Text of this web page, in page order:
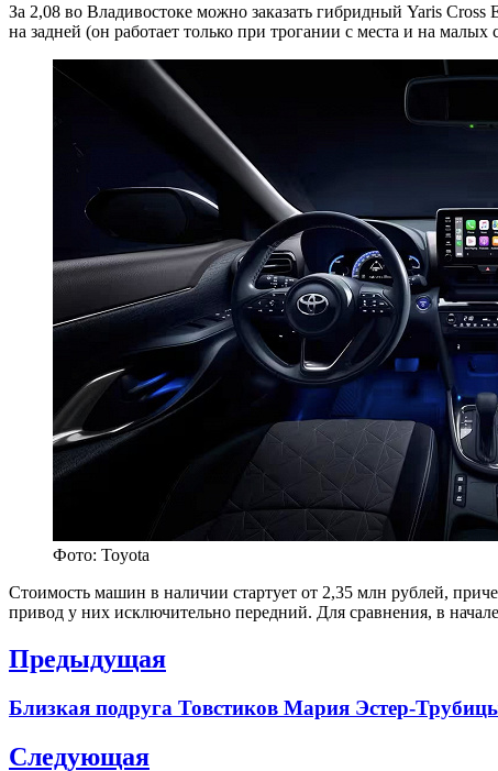
За 2,08 во Владивостоке можно заказать гибридный Yaris
на задней (он работает только при трогании с места и на
Фото: Toyota
Стоимость машин в наличии стартует от 2,35 млн рублей,
привод у них исключительно передний. Для сравнения, в
Навигация
записям
Предыдущая
Previous
Близкая подруга Товстиков Мария Эстер-
Следующая